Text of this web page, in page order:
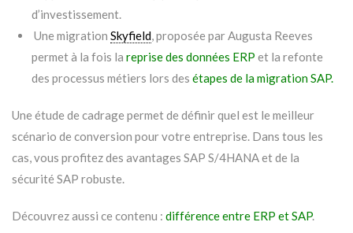
d’investissement.
Une migration Skyfield, proposée par Augusta Reeves
permet à la fois la reprise des données ERP et la refonte
des processus métiers lors des étapes de la migration SAP.
Une étude de cadrage permet de définir quel est le meilleur
scénario de conversion pour votre entreprise. Dans tous les
cas, vous profitez des avantages SAP S/4HANA et de la
sécurité SAP robuste.
Découvrez aussi ce contenu : différence entre ERP et SAP.